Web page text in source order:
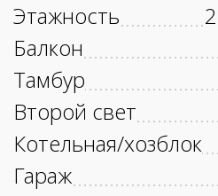
Этажность
Балкон
Тамбур
Второй свет
Котельная/хозблок
Гараж